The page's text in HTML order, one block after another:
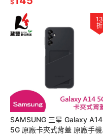
$
13
折
SAMSUNG 三星 Galaxy A14
5G 原廠卡夾式背蓋 原廠手機